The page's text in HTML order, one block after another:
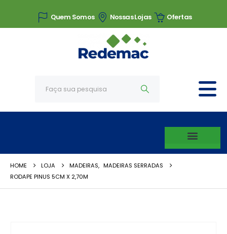
Quem Somos Nossas Lojas Ofertas
HOME LOJA MADEIRAS, MADEIRAS SERRADAS
RODAPE PINUS 5CM X 2,70M